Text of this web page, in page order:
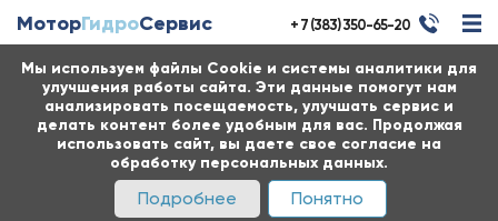
Мы используем файлы Cookie и системы аналитики для
улучшения работы сайта. Эти данные помогут нам
анализировать посещаемость, улучшать сервис и
делать контент более удобным для вас. Продолжая
использовать сайт, вы даете свое согласие на
обработку персональных данных.
Подробнее Понятно
МоторГидроСервис + 7 (383) 350-65-20